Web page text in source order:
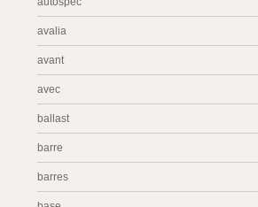
avalia
avant
avec
ballast
barre
barres